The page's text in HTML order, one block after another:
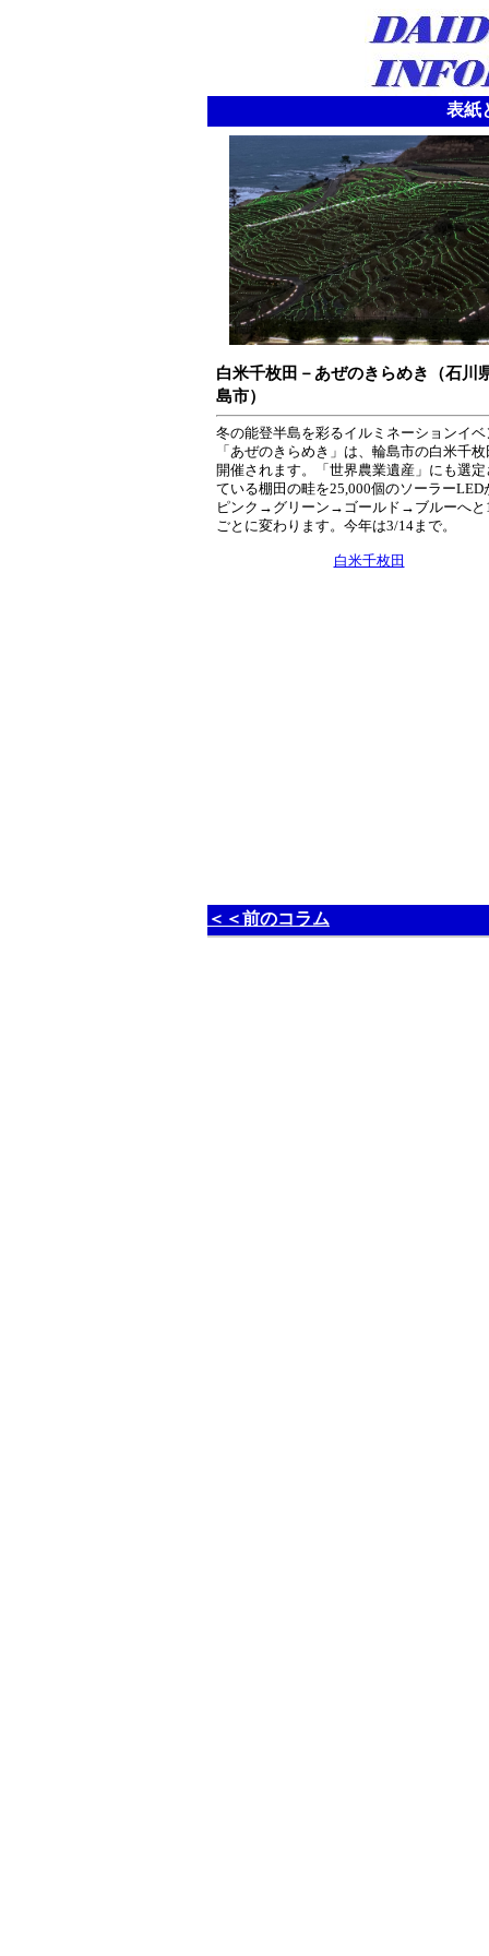
表紙
白米千枚田－あぜのきらめき（石川
島市）
冬の能登半島を彩るイルミネーションイベ
「あぜのきらめき」は、輪島市の白米千
開催されます。「世界農業遺産」にも選定
ている棚田の畦を25,000個のソーラーLED
ピンク→グリーン→ゴールド→ブルーへと
ごとに変わります。今年は3/14まで。
白米千枚田
＜＜前のコラム